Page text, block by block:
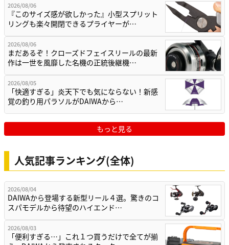
2026/08/06
『このサイズ感が欲しかった』小型スプリット
リングも楽々開閉できるプライヤーが…
2026/08/06
まだあるぞ！クローズドフェイスリールの最新
作は一世を風靡した名機の正統後継機…
2026/08/05
「快適すぎる」炎天下でも気にならない！新感
覚の釣り用パラソルがDAIWAから…
もっと見る
人気記事ランキング(全体)
2026/08/04
DAIWAから登場する新型リール４選。驚きのコ
スパモデルから待望のハイエンド…
2026/08/03
「便利すぎる…」これ１つ買うだけで全てが揃